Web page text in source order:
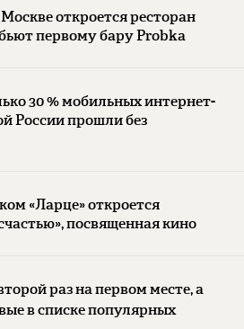
откроется ресторан
первому бару Probka
30 % мобильных интернет-
России прошли без
«Ларце» откроется
посвященная кино
раз на первом месте, а
в списке популярных